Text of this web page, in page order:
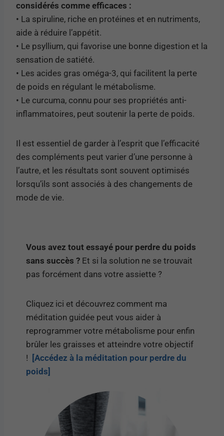
considérés comme efficaces :
• La spiruline, riche en protéines et en nutriments,
aide à réduire l’appétit.
• Le psyllium, qui favorise une bonne digestion et la
sensation de satiété.
• Les acides gras oméga-3, qui facilitent la perte
de poids en régulant le métabolisme.
• Le curcuma, connu pour ses propriétés anti-
inflammatoires, peut soutenir la perte de poids.
Il est essentiel de garder à l’esprit que l’efficacité
des compléments peut varier d’une personne à
l’autre, et les résultats sont souvent optimisés
lorsqu’ils sont associés à des changements de
mode de vie.
Vous avez tout essayé pour perdre du poids
sans succès ? Et si la solution ne se trouvait
pas forcément dans votre assiette ?
Cliquez ici et découvrez comment ma
méditation guidée peut vous aider à
reprogrammer votre métabolisme pour enfin
brûler les graisses et atteindre votre objectif
! [Accédez à la méditation pour perdre du
poids]